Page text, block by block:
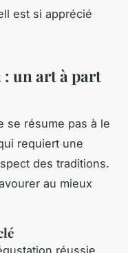
est si apprécié
: un art à part
se résume pas à le
requiert une
des traditions.
au mieux
réussie